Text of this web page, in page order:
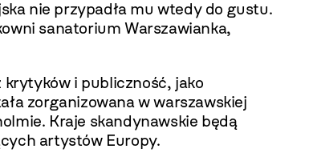
nie przypadła mu wtedy do gustu.
sanatorium Warszawianka,
krytyków i publiczność, jako
zorganizowana w warszawskiej
Kraje skandynawskie będą
artystów Europy.